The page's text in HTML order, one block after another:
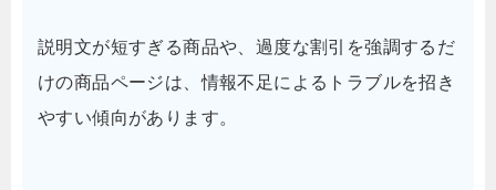
説明文が短すぎる商品や、過度な割引を強調するだ
けの商品ページは、情報不足によるトラブルを招き
やすい傾向があります。